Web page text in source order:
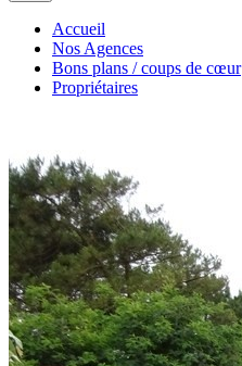
Accueil
Nos Agences
Bons plans / coups de cœur
Propriétaires